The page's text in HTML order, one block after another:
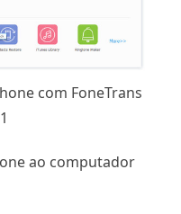
com FoneTrans
ao computador